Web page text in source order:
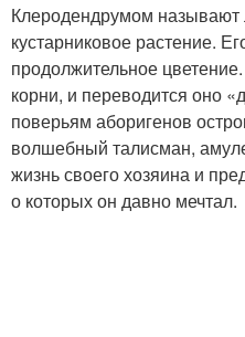
Клеродендрумом называют
кустарниковое растение.
продолжительное
корни, и переводится оно
поверьям аборигенов
волшебный талисман,
жизнь своего хозяина и
о которых он давно мечтал.